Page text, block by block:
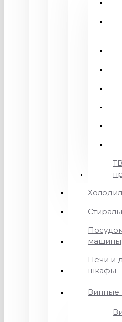
машины
Печи и
шкафы